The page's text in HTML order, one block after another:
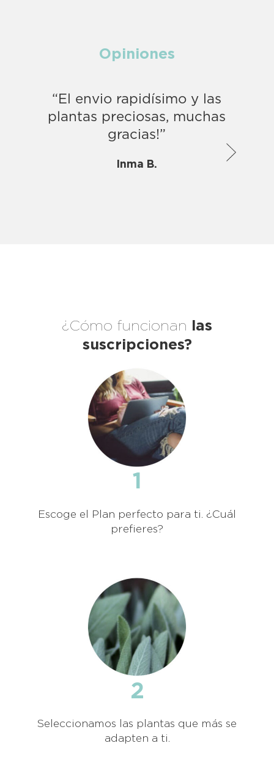
Opiniones
“El envio rapidísimo y las
plantas preciosas, muchas
gracias!”
Inma B.
¿Cómo funcionan
las
suscripciones?
1
Escoge el Plan perfecto para ti. ¿Cuál
prefieres?
2
Seleccionamos las plantas que más se
adapten a ti.